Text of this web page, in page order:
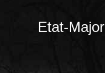
Major